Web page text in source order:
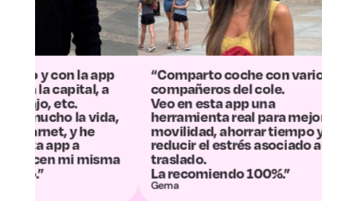
Segovia
Soria
Valladolid
Zamora
“Comparto coche con varios
compañeros del cole.
Veo en esta app una
herramienta real para mejorar la
movilidad, ahorrar tiempo y
reducir el estrés asociado al
traslado.
La recomiendo 100%.”
“La experiencia
más positiva:
la mitad los
contaminamos
Ahora el
convertido en